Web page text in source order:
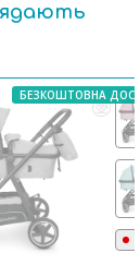
БЕЗКОШТОВНА